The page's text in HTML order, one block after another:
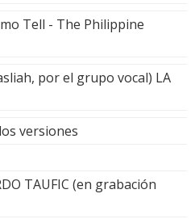
Tell - The Philippine
por el grupo vocal) LA
versiones
TAUFIC (en grabación